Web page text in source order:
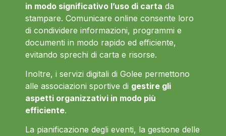
in modo significativo l’uso di carta da
stampare. Comunicare online consente loro
di condividere informazioni, programmi e
documenti in modo rapido ed efficiente,
evitando sprechi di carta e risorse.
Inoltre, i servizi digitali di Golee permettono
alle associazioni sportive di gestire gli
aspetti organizzativi in modo più
efficiente.
La pianificazione degli eventi, la gestione delle